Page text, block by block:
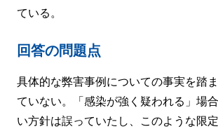
ている。
回答の問題点
具体的な弊害事例についての事実を踏
ていない。「感染が強く疑われる」場
い方針は誤っていたし、このような限